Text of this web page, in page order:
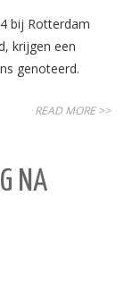
bij Rotterdam
krijgen een
genoteerd.
READ MORE >>
NA